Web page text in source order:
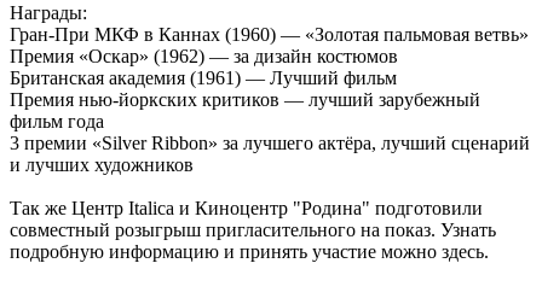
Награды:
Гран-При МКФ в Каннах (1960) — «Золотая пальмовая ветвь»
Премия «Оскар» (1962) — за дизайн костюмов
Британская академия (1961) — Лучший фильм
Премия нью-йоркских критиков — лучший зарубежный
фильм года
3 премии «Silver Ribbon» за лучшего актёра, лучший сценарий
и лучших художников
Так же Центр Italica и Киноцентр "Родина" подготовили
совместный розыгрыш пригласительного на показ. Узнать
подробную информацию и принять участие можно здесь.